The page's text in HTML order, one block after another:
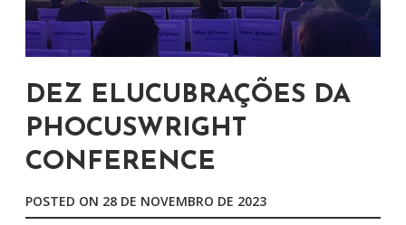
DEZ ELUCUBRAÇÕES DA
PHOCUSWRIGHT
CONFERENCE
POSTED ON 28 DE NOVEMBRO DE 2023